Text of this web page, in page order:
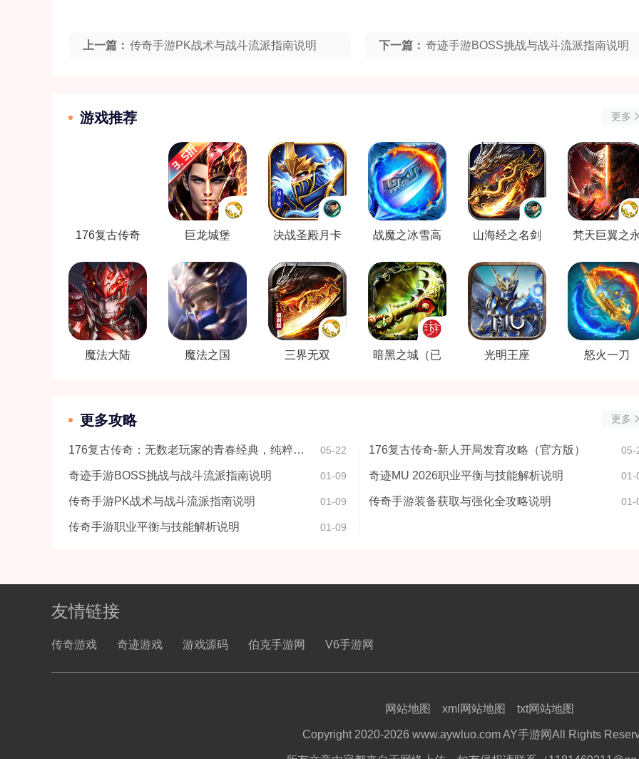
上一篇： 传奇手游PK战术与战斗流派指南说明 下一篇： 奇迹手游BOSS挑战与战斗流派指南说明
游戏推荐 更多
176复古传奇 巨龙城堡 决战圣殿月卡
版
战魔之冰雪高
爆
山海经之名剑
录（已停服）
梵天巨翼之
恒
魔法大陆 魔法之国 三界无双 暗黑之城（已 光明王座 怒火一刀
更多攻略 更多
176复古传奇：无数老玩家的青春经典，纯粹复古极致爽感 05-22 176复古传奇-新人开局发育攻略（官方版） 05-
奇迹手游BOSS挑战与战斗流派指南说明 01-09 奇迹MU 2026职业平衡与技能解析说明 01-
传奇手游PK战术与战斗流派指南说明 01-09 传奇手游装备获取与强化全攻略说明 01-
传奇手游职业平衡与技能解析说明 01-09
友情链接
传奇游戏 奇迹游戏 游戏源码 伯克手游网 V6手游网
网站地图 xml网站地图 txt网站地图
Copyright 2020-2026 www.aywluo.com AY手游网All Rights